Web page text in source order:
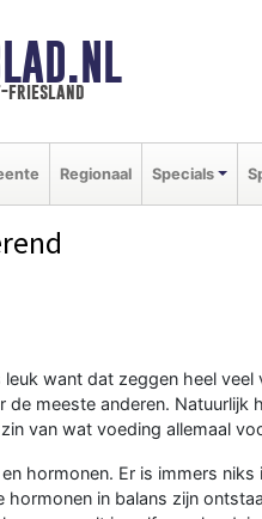
friesland
Regionaal Specials
want dat zeggen heel
meeste anderen. Natuurlijk
van wat voeding allemaal
hormonen. Er is immers
in balans zijn